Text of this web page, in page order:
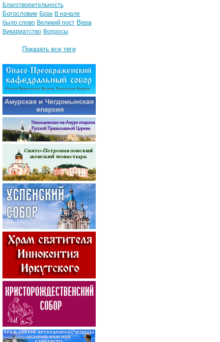
Благотворительность
Богословие Брак В начале
было слово Великий пост Вера
Викариатство Вопросы
Показать все теги